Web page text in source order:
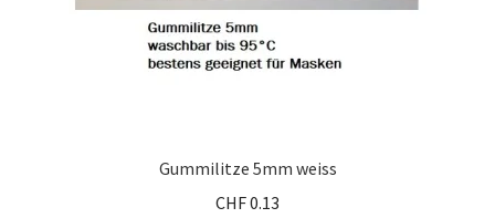
Gummilitze 5mm weiss
CHF0.13